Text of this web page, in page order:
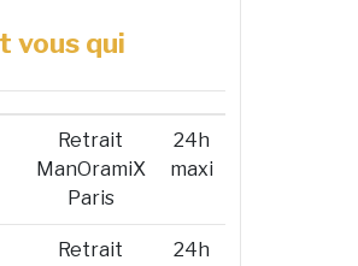
vous qui
Retrait
ManOramiX
Paris
24h
maxi
Retrait
24h